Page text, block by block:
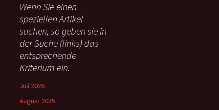
n
n
a
c
:
Wenn Sie einen
speziellen Artikel
suchen, so geben sie in
der Suche (links) das
entsprechende
Kriterium ein.
Juli 2026
August 2025